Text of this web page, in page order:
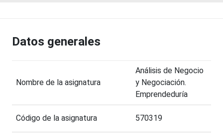
Datos generales
Nombre de la asignatura
Análisis de Negocio
y Negociación.
Emprendeduría
Código de la asignatura 570319